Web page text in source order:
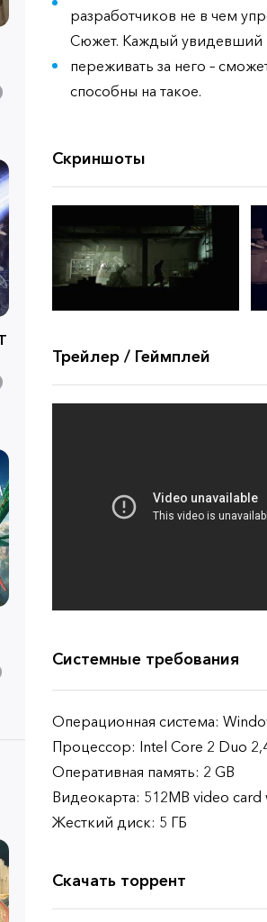
разработчиков не в чем
Сюжет. Каждый увидевший
переживать за него –
способны на такое.
Скриншоты
Трейлер / Геймплей
Системные требования
Операционная система:
Процессор: Intel Core 2 Duo
Оперативная память: 2 GB
Видеокарта: 512MB video
Жесткий диск: 5 ГБ
Скачать торрент